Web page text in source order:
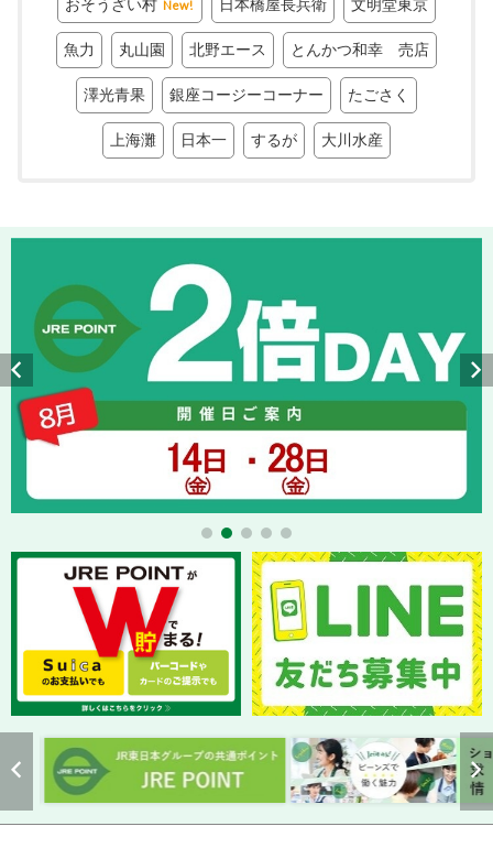
おそうざい村 New! 日本橋屋長兵衛 文明堂東京
魚力 丸山園 北野エース とんかつ和幸 売店
澤光青果 銀座コージーコーナー たごさく
上海灘 日本一 するが 大川水産